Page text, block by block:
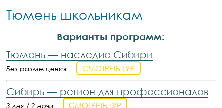
Тюмень школьникам
Варианты программ:
Тюмень — наследие Сибири
Без размещения СМОТРЕТЬ ТУР
Сибирь — регион для профессионалов
3 дня / 2 ночи СМОТРЕТЬ ТУР